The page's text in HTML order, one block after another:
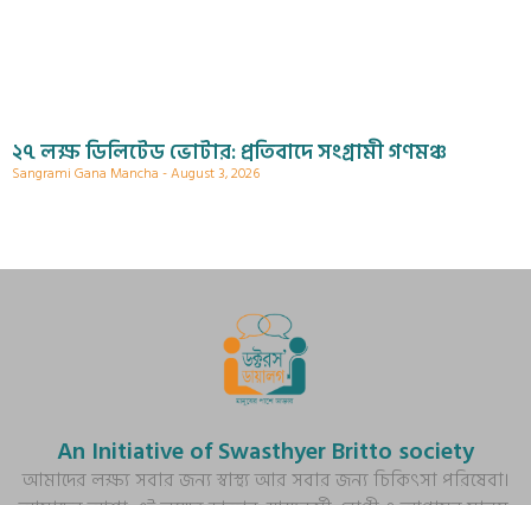
২৭ লক্ষ ডিলিটেড ভোটার: প্রতিবাদে সংগ্রামী গণমঞ্চ
Sangrami Gana Mancha August 3, 2026
An Initiative of Swasthyer Britto society
আমাদের লক্ষ্য সবার জন্য স্বাস্থ্য আর সবার জন্য চিকিৎসা পরিষেবা।